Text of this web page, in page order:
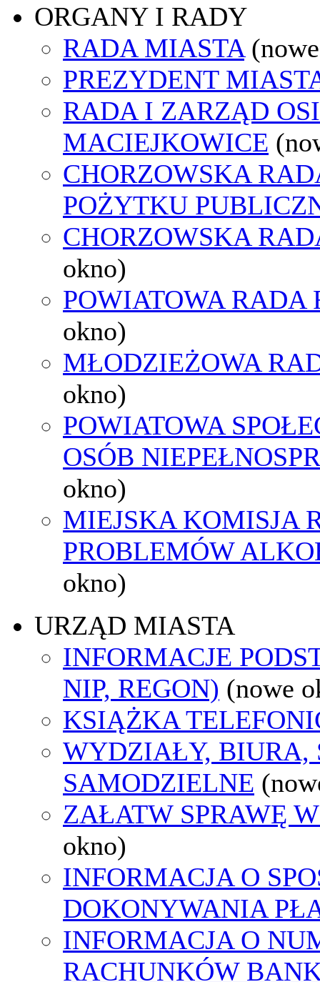
ORGANY I RADY
RADA MIASTA
PREZYDENT
RADA I ZARZĄD
MACIEJKOWICE
CHORZOWSKA
POŻYTKU
CHORZOWSKA
okno)
POWIATOWA RADA
okno)
MŁODZIEŻOWA
okno)
POWIATOWA
OSÓB
okno)
MIEJSKA KOMISJA
PROBLEMÓW
okno)
URZĄD MIASTA
INFORMACJE
NIP, REGON) (nowe
KSIĄŻKA
WYDZIAŁY, BIURA,
SAMODZIELNE
ZAŁATW SPRAWĘ
okno)
INFORMACJA O
DOKONYWANIA
INFORMACJA O
RACHUNKÓW